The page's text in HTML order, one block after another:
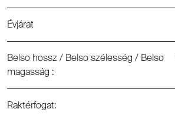
Évjárat
Belso hossz / Belso szélesség / Belso
magasság :
Raktérfogat: